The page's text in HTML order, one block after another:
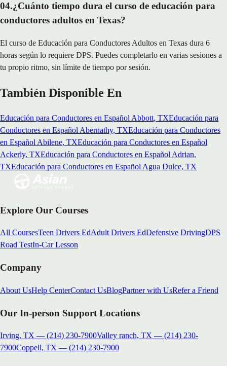
04.¿Cuánto tiempo dura el curso de educación para
conductores adultos en Texas?
El curso de Educación para Conductores Adultos en Texas dura 6
horas según lo requiere DPS. Puedes completarlo en varias sesiones a
tu propio ritmo, sin límite de tiempo por sesión.
También Disponible En
Educación para Conductores en Español Abbott, TXEducación para
Conductores en Español Abernathy, TXEducación para Conductores
en Español Abilene, TXEducación para Conductores en Español
Ackerly, TXEducación para Conductores en Español Adrian,
TXEducación para Conductores en Español Agua Dulce, TX
Explore Our Courses
All CoursesTeen Drivers EdAdult Drivers EdDefensive DrivingDPS
Road TestIn-Car Lesson
Company
About UsHelp CenterContact UsBlogPartner with UsRefer a Friend
Our In-person Support Locations
Irving, TX — (214) 230-7900Valley ranch, TX — (214) 230-
7900Coppell, TX — (214) 230-7900